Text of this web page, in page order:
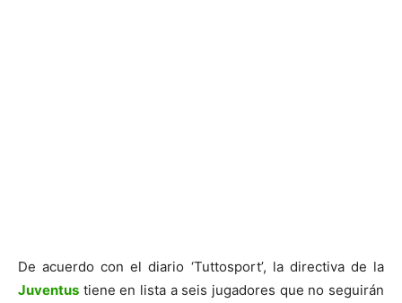
De acuerdo con el diario ‘Tuttosport’, la directiva de la
Juventus tiene en lista a seis jugadores que no seguirán